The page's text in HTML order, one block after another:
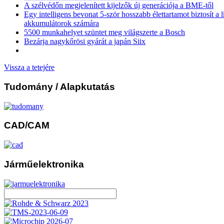
A szélvédőn megjelenített kijelzők új generációja a BME-től
Egy intelligens bevonat 5-ször hosszabb élettartamot biztosít a
akkumulátorok számára
5500 munkahelyet szüntet meg világszerte a Bosch
Bezárja nagykőrösi gyárát a japán Siix
Vissza a tetejére
Tudomány / Alapkutatás
CAD/CAM
Járműelektronika